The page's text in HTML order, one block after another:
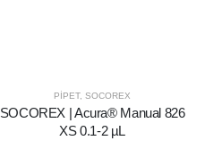
PIPET,SOCOREX
SOCOREX | Acura® Manual 826
XS 0.1-2 µL